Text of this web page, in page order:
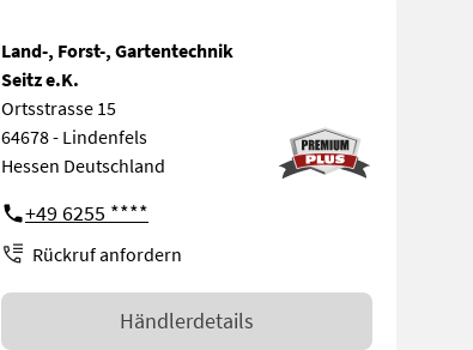
Land-, Forst-, Gartentechnik
Seitz e.K.
Ortsstrasse 15
64678 - Lindenfels
Hessen Deutschland
+49 6255 ****
Rückruf anfordern
Händlerdetails